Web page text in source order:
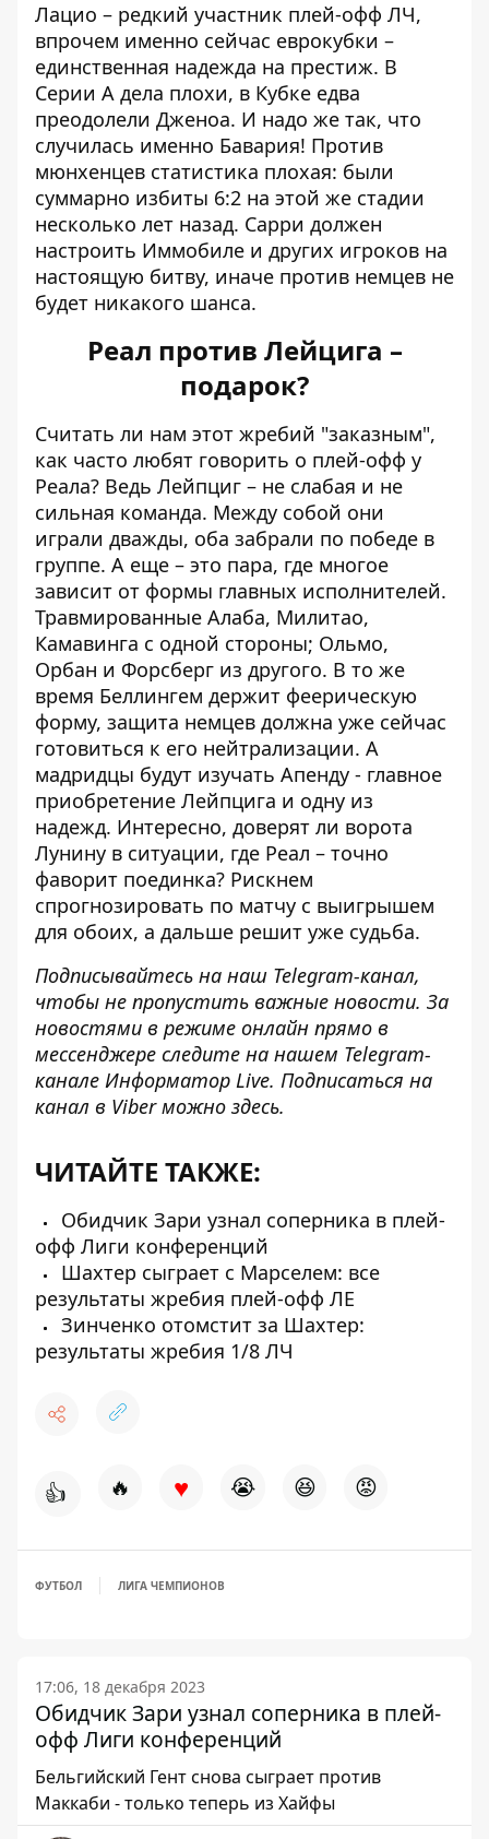
Лацио – редкий участник плей-офф ЛЧ,
впрочем именно сейчас еврокубки –
единственная надежда на престиж. В
Серии А дела плохи, в Кубке едва
преодолели Дженоа. И надо же так, что
случилась именно Бавария! Против
мюнхенцев статистика плохая: были
суммарно избиты 6:2 на этой же стадии
несколько лет назад. Сарри должен
настроить Иммобиле и других игроков на
настоящую битву, иначе против немцев не
будет никакого шанса.
Реал против Лейцига –
подарок?
Считать ли нам этот жребий "заказным",
как часто любят говорить о плей-офф у
Реала? Ведь Лейпциг – не слабая и не
сильная команда. Между собой они
играли дважды, оба забрали по победе в
группе. А еще – это пара, где многое
зависит от формы главных исполнителей.
Травмированные Алаба, Милитао,
Камавинга с одной стороны; Ольмо,
Орбан и Форсберг из другого. В то же
время Беллингем держит феерическую
форму, защита немцев должна уже сейчас
готовиться к его нейтрализации. А
мадридцы будут изучать Апенду - главное
приобретение Лейпцига и одну из
надежд. Интересно, доверят ли ворота
Лунину в ситуации, где Реал – точно
фаворит поединка? Рискнем
спрогнозировать по матчу с выигрышем
для обоих, а дальше решит уже судьба.
Подписывайтесь на наш Telegram-канал,
чтобы не пропустить важные новости. За
новостями в режиме онлайн прямо в
мессенджере следите на нашем Telegram-
канале Информатор Live. Подписаться на
канал в Viber можно здесь.
ЧИТАЙТЕ ТАКЖЕ:
Обидчик Зари узнал соперника в плей-
офф Лиги конференций
Шахтер сыграет с Марселем: все
результаты жребия плей-офф ЛЕ
Зинченко отомстит за Шахтер:
результаты жребия 1/8 ЛЧ
👍 🔥 ♥ 😭 😆 😡
ФУТБОЛ ЛИГА ЧЕМПИОНОВ
17:06, 18 декабря 2023
Обидчик Зари узнал соперника в плей-
офф Лиги конференций
Бельгийский Гент снова сыграет против
Маккаби - только теперь из Хайфы